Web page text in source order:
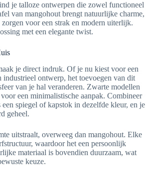
je talloze ontwerpen die zowel functioneel
van mangohout brengt natuurlijke charme,
voor een strak en modern uiterlijk.
met een elegante twist.
je direct indruk. Of je nu kiest voor een
industrieel ontwerp, het toevoegen van dit
van je hal veranderen. Zwarte modellen
een minimalistische aanpak. Combineer
een spiegel of kapstok in dezelfde kleur, en je
geheel.
uitstraalt, overweeg dan mangohout. Elke
waardoor het een persoonlijk
materiaal is bovendien duurzaam, wat
keuze.